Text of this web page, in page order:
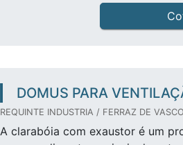
DOMUS PARA
REQUINTE INDUSTRIA / FERRAZ DE
A clarabóia com exaustor é um